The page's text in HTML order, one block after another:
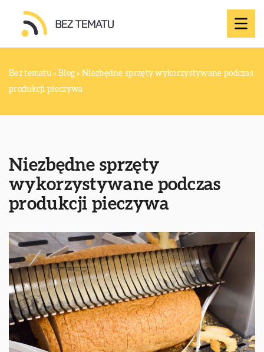
Bez tematu » Blog »Niezbędne sprzęty wykorzystywane podczas
produkcji pieczywa
Niezbędne sprzęty
wykorzystywane podczas
produkcji pieczywa